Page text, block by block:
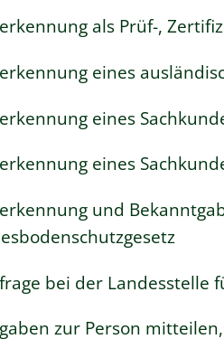
als Prüf-,
eines
eines
eines
und
bei der Landesstelle
zur Person